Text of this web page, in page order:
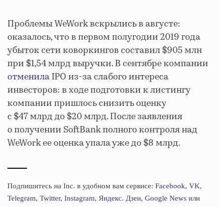
Проблемы WeWork вскрылись в августе:
оказалось, что в первом полугодии 2019 года
убыток сети коворкингов составил $905 млн
при $1,54 млрд выручки. В сентябре компании
отменилаIPO из-за слабого интереса
инвесторов: в ходе подготовки к листингу
компании пришлось снизить оценку
с $47 млрд до $20 млрд. После заявления
о получении SoftBank полного контроля над
WeWork ее оценка упала уже до $8 млрд.
Подпишитесь на Inc. в удобном вам сервисе: Facebook, VK,
Telegram, Twitter, Instagram, Яндекс. Дзен, Google News или